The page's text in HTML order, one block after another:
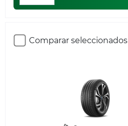
Comparar seleccionados